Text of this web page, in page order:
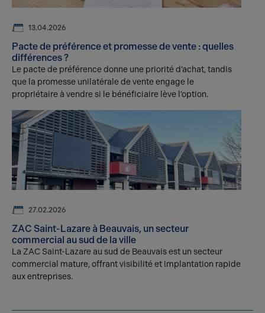
13.04.2026
Pacte de préférence et promesse de vente : quelles
différences ?
Le pacte de préférence donne une priorité d’achat, tandis
que la promesse unilatérale de vente engage le
propriétaire à vendre si le bénéficiaire lève l’option.
27.02.2026
ZAC Saint-Lazare à Beauvais, un secteur
commercial au sud de la ville
La ZAC Saint-Lazare au sud de Beauvais est un secteur
commercial mature, offrant visibilité et implantation rapide
aux entreprises.